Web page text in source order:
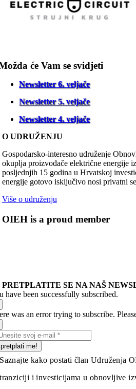
će Vam se svidjeti
Newsletter 6. veljače
Newsletter 5. veljače
Newsletter 4. veljače
O UDRUŽENJU
Gospodarsko-interesno udruženje
okuplja proizvođače električne energije
posljednjih 15 godina u Hrvatskoj
energije gotovo isključivo nosi privatni
Više o udruženju
OIEH is a proud member
PRETPLATITE SE NA NAŠ
have been successfully subscribed.
was an error trying to subscribe.
pretplati me!
Saznajte kako postati član Udruženja
tranziciji i investicijama u obnovljive